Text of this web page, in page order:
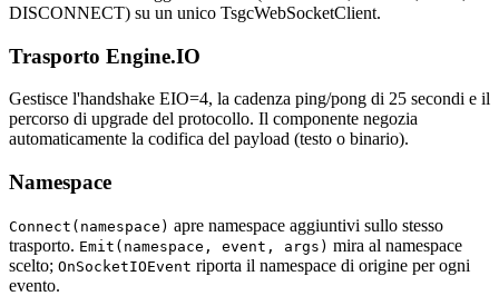
DISCONNECT) su un unico TsgcWebSocketClient.
Trasporto Engine.IO
Gestisce l'handshake EIO=4, la cadenza ping/pong di 25 secondi e il
percorso di upgrade del protocollo. Il componente negozia
automaticamente la codifica del payload (testo o binario).
Namespace
Connect(namespace) apre namespace aggiuntivi sullo stesso
trasporto. Emit(namespace, event, args) mira al namespace
scelto; OnSocketIOEvent riporta il namespace di origine per ogni
evento.